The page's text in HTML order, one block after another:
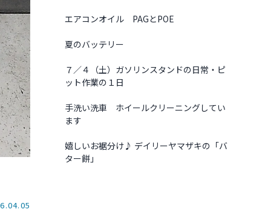
エアコンオイル PAGとPOE
夏のバッテリー
７／４（土）ガソリンスタンドの日常・ピ
ット作業の１日
手洗い洗車 ホイールクリーニングしてい
ます
嬉しいお裾分け♪ デイリーヤマザキの「バ
ター餅」